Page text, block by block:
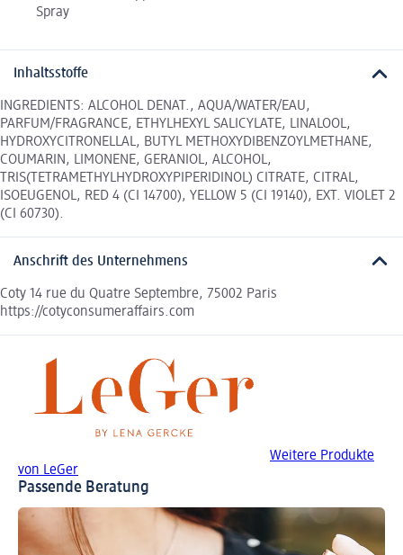
Spray
Inhaltsstoffe
INGREDIENTS: ALCOHOL DENAT., AQUA/WATER/EAU,
PARFUM/FRAGRANCE, ETHYLHEXYL SALICYLATE, LINALOOL,
HYDROXYCITRONELLAL, BUTYL METHOXYDIBENZOYLMETHANE,
COUMARIN, LIMONENE, GERANIOL, ALCOHOL,
TRIS(TETRAMETHYLHYDROXYPIPERIDINOL) CITRATE, CITRAL,
ISOEUGENOL, RED 4 (CI 14700), YELLOW 5 (CI 19140), EXT. VIOLET 2
(CI 60730).
Anschrift des Unternehmens
Coty 14 rue du Quatre Septembre, 75002 Paris
https://cotyconsumeraffairs.com
Weitere Produkte
von LeGer
Passende Beratung